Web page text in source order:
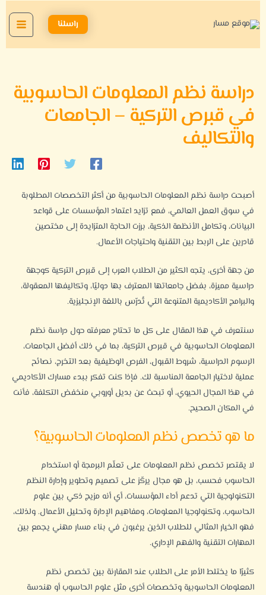
إلى
راسلنا
Main
دراسة نظم المعلومات الحاسوبية
في قبرص التركية – الجامعات
والتكاليف
أصبحت دراسة نظم المعلومات الحاسوبية من أكثر التخصصات المطلوبة
في سوق العمل العالمي، فمع تزايد اعتماد المؤسسات على قواعد
البيانات، وتكامل الأنظمة الذكية، برزت الحاجة المتزايدة إلى مختصين
قادرين على الربط بين التقنية واحتياجات الأعمال.
من جهة أخرى، يتجه الكثير من الطلاب العرب إلى قبرص التركية كوجهة
دراسية مميزة، بفضل جامعاتها المعترف بها دوليًا، وتكاليفها المعقولة،
والبرامج الأكاديمية المتنوعة التي تُدرّس باللغة الإنجليزية.
سنتعرف في هذا المقال على كل ما تحتاج معرفته حول دراسة نظم
المعلومات الحاسوبية في قبرص التركية، بما في ذلك أفضل الجامعات،
الرسوم الدراسية، شروط القبول، الفرص الوظيفية بعد التخرج، نصائح
عملية لاختيار الجامعة المناسبة لك. فإذا كنت تفكر ببدء مسارك الأكاديمي
في هذا المجال الحيوي، أو تبحث عن بديل أوروبي منخفض التكلفة، فأنت
في المكان الصحيح.
ما هو تخصص نظم المعلومات الحاسوبية؟
لا يقتصر تخصص نظم المعلومات على تعلّم البرمجة أو استخدام
الحاسوب فحسب، بل هو مجال يركّز على تصميم وتطوير وإدارة النظم
التكنولوجية التي تدعم أداء المؤسسات، أي أنه مزيج ذكي بين علوم
الحاسوب، وتكنولوجيا المعلومات، ومفاهيم الإدارة وتحليل الأعمال. ولذلك،
فهو الخيار المثالي للطلاب الذين يرغبون في بناء مسار مهني يجمع بين
المهارات التقنية والفهم الإداري.
كثيرًا ما يختلط الأمر على الطلاب عند المقارنة بين تخصص نظم
المعلومات الحاسوبية وتخصصات أخرى مثل علوم الحاسوب أو هندسة